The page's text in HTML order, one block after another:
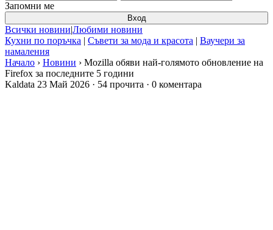
Запомни ме
Вход
Всички новини|Любими новини
Кухни по поръчка | Съвети за мода и красота | Ваучери за
намаления
Начало › Новини › Mozilla обяви най-голямото обновление на
Firefox за последните 5 години
Kaldata 23 Май 2026 · 54 прочита · 0 коментара